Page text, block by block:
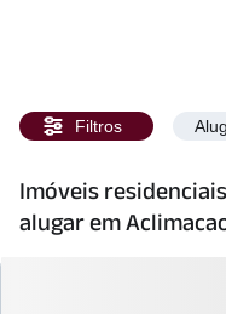
Filtros
Imóveis
alugar em